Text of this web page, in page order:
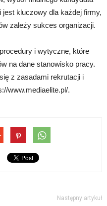
kluczowy dla każdej firmy,
zależy sukces organizacji.
i wytyczne, które
na dane stanowisko pracy.
z zasadami rekrutacji i
www.mediaelite.pl/.
Następny artykuł